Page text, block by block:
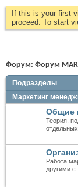
If this is your first
proceed. To start
Форум: Форум
Подразделы
Маркетинг
Общие
Теория,
Работа
другими